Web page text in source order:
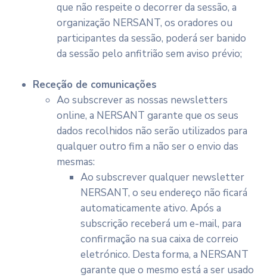
que não respeite o decorrer da sessão, a
organização NERSANT, os oradores ou
participantes da sessão, poderá ser banido
da sessão pelo anfitrião sem aviso prévio;
Receção de comunicações
Ao subscrever as nossas newsletters
online, a NERSANT garante que os seus
dados recolhidos não serão utilizados para
qualquer outro fim a não ser o envio das
mesmas:
Ao subscrever qualquer newsletter
NERSANT, o seu endereço não ficará
automaticamente ativo. Após a
subscrição receberá um e-mail, para
confirmação na sua caixa de correio
eletrónico. Desta forma, a NERSANT
garante que o mesmo está a ser usado